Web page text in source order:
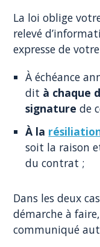
La loi oblige
relevé
expresse de
À échéance
dit à chaque
signature de
À la
soit la raison
du contrat ;
Dans les deux
démarche à
communiqué